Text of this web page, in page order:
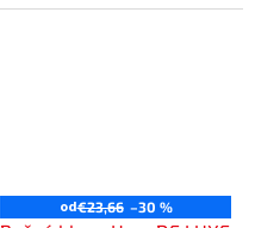
od€23,66 –30 %